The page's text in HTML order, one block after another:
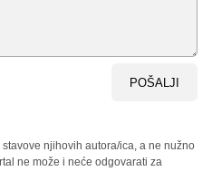
POŠALJI
njihovih autora/ica, a ne nužno
ne može i neće odgovarati za